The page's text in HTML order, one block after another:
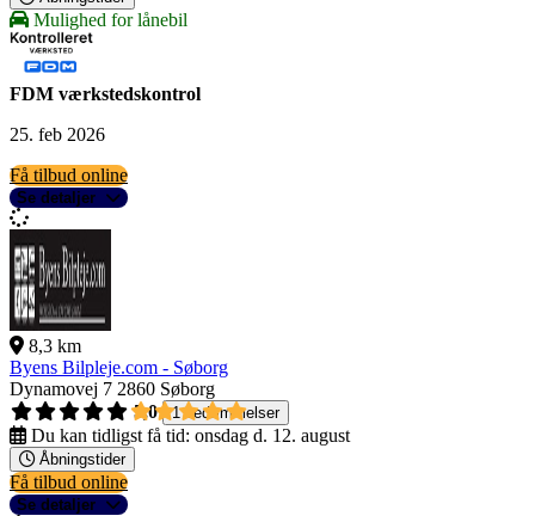
Mulighed for lånebil
FDM værkstedskontrol
25. feb 2026
Få tilbud online
Se detaljer
8,3 km
Byens Bilpleje.com - Søborg
Dynamovej 7 2860 Søborg
5,0
1 bedømmelser
Du kan tidligst få tid: onsdag d. 12. august
Åbningstider
Få tilbud online
Se detaljer